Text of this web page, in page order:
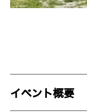
イベント概要